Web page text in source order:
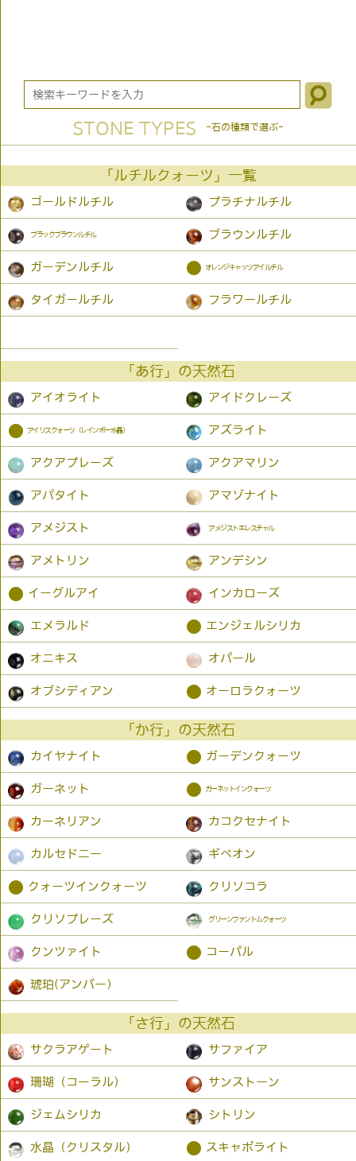
STONE TYPES -石の種類で選ぶ-
「ルチルクォーツ」一覧
ゴールドルチル プラチナルチル
ブラックブラウンルチル ブラウンルチル
ガーデンルチル ● オレンジキャッツアイルチル
タイガールチル フラワールチル
「あ行」の天然石
アイオライト アイドクレーズ
● アイリスクォーツ（レインボー水晶） アズライト
アクアプレーズ アクアマリン
アパタイト アマゾナイト
アメジスト アメジストエレスチャル
アメトリン アンデシン
● イーグルアイ インカローズ
エメラルド ● エンジェルシリカ
オニキス オパール
オブシディアン ● オーロラクォーツ
「か行」の天然石
カイヤナイト ● ガーデンクォーツ
ガーネット ● ガーネットインクォーツ
カーネリアン カコクセナイト
カルセドニー ギベオン
● クォーツインクォーツ クリソコラ
クリソプレーズ グリーンファントムクォーツ
クンツァイト ● コーパル
琥珀(アンバー）
「さ行」の天然石
サクラアゲート サファイア
珊瑚（コーラル） サンストーン
ジェムシリカ シトリン
水晶（クリスタル） ● スキャポライト